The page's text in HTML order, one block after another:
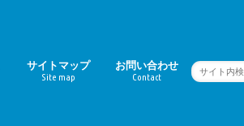
サイトマップ
Site map
お問い合わせ
Contact